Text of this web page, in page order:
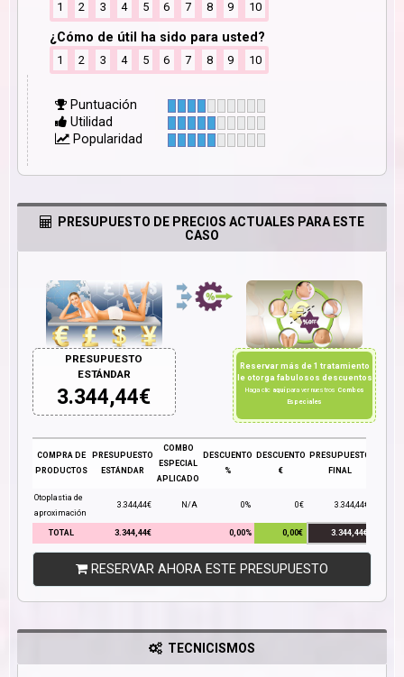
1 2 3 4 5 6 7 8 9 10
¿Cómo de útil ha sido para usted?
1 2 3 4 5 6 7 8 9 10
Puntuación
Utilidad
Popularidad
PRESUPUESTO DE PRECIOS ACTUALES PARA ESTE
CASO
PRESUPUESTO
ESTÁNDAR
3.344,44€
Reservar más de 1 tratamiento
le otorga fabulosos descuentos
Haga clic aquípara ver nuestros Combos
Especiales
COMPRA DE
PRODUCTOS
PRESUPUESTO
ESTÁNDAR
COMBO
ESPECIAL
APLICADO
DESCUENTO
%
DESCUENTO
€
PRESUPUESTO
FINAL
Otoplastia de
aproximación
3.344,44€ N/A 0% 0€ 3.344,44€
TOTAL 3.344,44€ 0,00% 0,00€ 3.344,44€
RESERVAR AHORA ESTE PRESUPUESTO
TECNICISMOS